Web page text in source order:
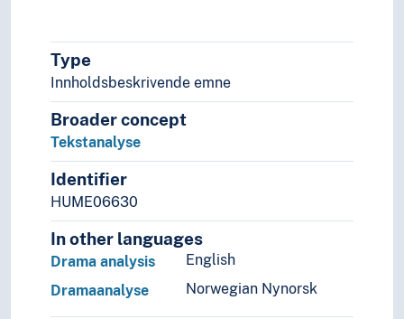
Type
Innholdsbeskrivende emne
Broader concept
Tekstanalyse
Identifier
HUME06630
In other languages
English
Drama analysis
Norwegian Nynorsk
Dramaanalyse